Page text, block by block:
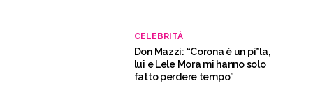
CELEBRITÀ
Don Mazzi: “Corona è un pi*la,
lui e Lele Mora mi hanno solo
fatto perdere tempo”